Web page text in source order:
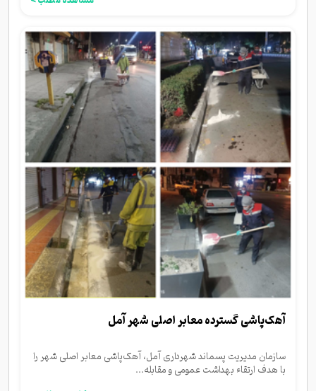
آهک‌پاشی گسترده معابر اصلی شهر آمل
سازمان مدیریت پسماند شهرداری آمل، آهک‌پاشی معابر اصلی شهر را
با هدف ارتقاء بهداشت عمومی و مقابله...